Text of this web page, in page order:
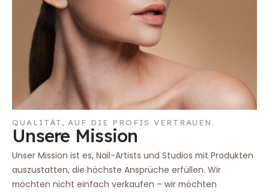
QUALITÄT, AUF DIE PROFIS VERTRAUEN.
Unsere Mission
Unser Mission ist es, Nail-Artists und Studios mit Produkten
auszustatten, die höchste Ansprüche erfüllen. Wir
möchten nicht einfach verkaufen – wir möchten